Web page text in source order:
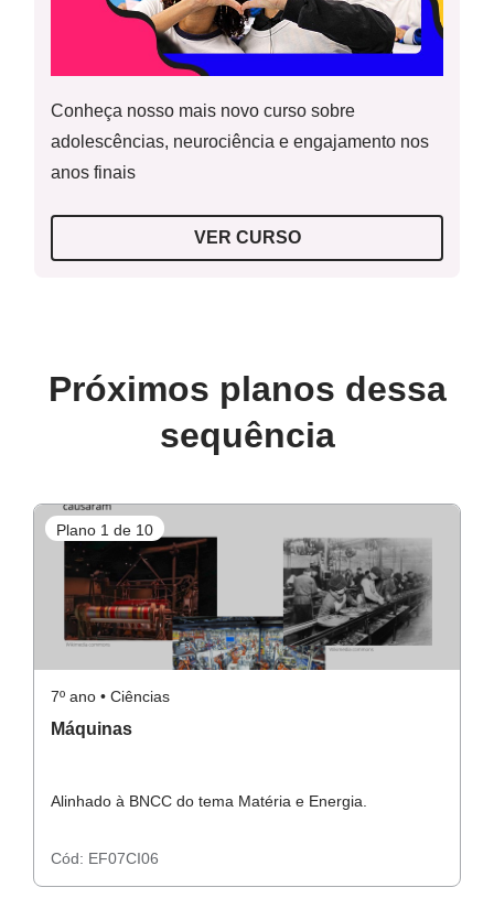
Conheça nosso mais novo curso sobre
adolescências, neurociência e engajamento nos
anos finais
VER CURSO
Próximos planos dessa
sequência
Plano 1 de 10
7º ano • Ciências
Máquinas
Alinhado à BNCC do tema Matéria e Energia.
Cód: EF07CI06